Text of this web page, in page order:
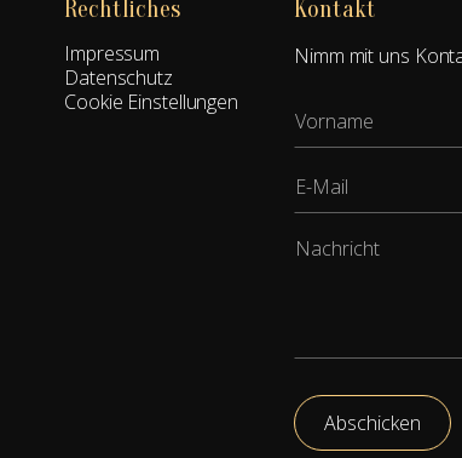
Rechtliches
Impressum
Datenschutz
Cookie Einstellungen
Kontakt
Nimm mit uns